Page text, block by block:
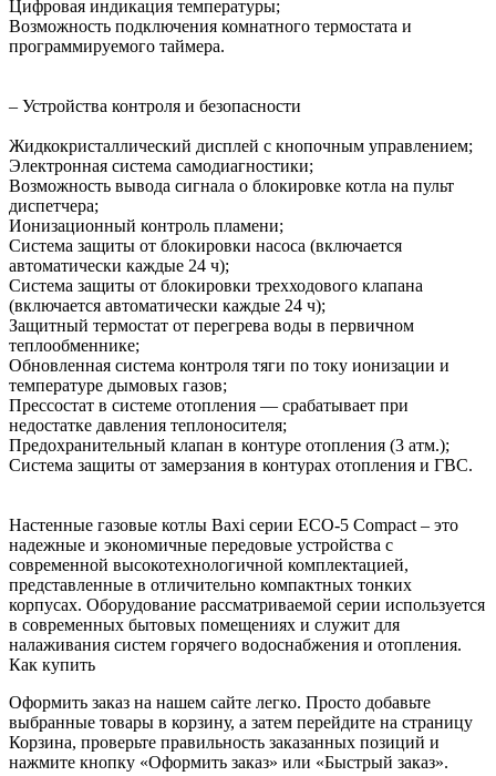
Цифровая индикация температуры;
Возможность подключения комнатного термостата и
программируемого таймера.
– Устройства контроля и безопасности
Жидкокристаллический дисплей с кнопочным управлением;
Электронная система самодиагностики;
Возможность вывода сигнала о блокировке котла на пульт
диспетчера;
Ионизационный контроль пламени;
Система защиты от блокировки насоса (включается
автоматически каждые 24 ч);
Система защиты от блокировки трехходового клапана
(включается автоматически каждые 24 ч);
Защитный термостат от перегрева воды в первичном
теплообменнике;
Обновленная система контроля тяги по току ионизации и
температуре дымовых газов;
Прессостат в системе отопления — срабатывает при
недостатке давления теплоносителя;
Предохранительный клапан в контуре отопления (3 атм.);
Система защиты от замерзания в контурах отопления и ГВС.
Настенные газовые котлы Baxi серии ECO-5 Compact – это
надежные и экономичные передовые устройства с
современной высокотехнологичной комплектацией,
представленные в отличительно компактных тонких
корпусах. Оборудование рассматриваемой серии используется
в современных бытовых помещениях и служит для
налаживания систем горячего водоснабжения и отопления.
Как купить
Оформить заказ на нашем сайте легко. Просто добавьте
выбранные товары в корзину, а затем перейдите на страницу
Корзина, проверьте правильность заказанных позиций и
нажмите кнопку «Оформить заказ» или «Быстрый заказ».